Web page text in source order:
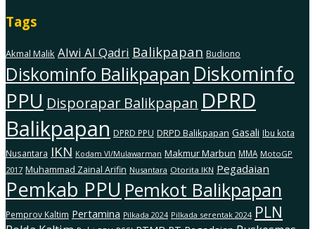
Tags
Akmal Malik Alwi Al Qadri Balikpapan Budiono
Diskominfo Balikpapan Diskominfo
PPU Disporapar Balikpapan DPRD
Balikpapan DPRD PPU DRPD Balikpapan Gasali Ibu kota
Nusantara IKN Kodam Vl/Mulawarman Makmur Marbun MMA MotoGP
2017 Muhammad Zainal Arifin Nusantara Otorita IKN Pegadaian
Pemkab PPU Pemkot Balikpapan
Pemprov Kaltim Pertamina Pilkada 2024 Pilkada serentak 2024 PLN